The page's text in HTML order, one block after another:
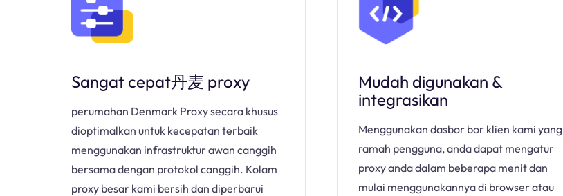
Sangat cepat丹麦 proxy
perumahan Denmark Proxy secara khusus
dioptimalkan untuk kecepatan terbaik
menggunakan infrastruktur awan canggih
bersama dengan protokol canggih. Kolam
proxy besar kami bersih dan diperbarui
Mudah digunakan &
integrasikan
Menggunakan dasbor bor klien kami yang
ramah pengguna, anda dapat mengatur
proxy anda dalam beberapa menit dan
mulai menggunakannya di browser atau